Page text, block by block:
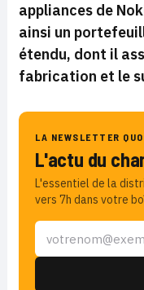
appliances de
ainsi un
étendu, dont il
fabrication et le
LA NEWSLETTER
L'actu du
L'essentiel de la
vers 7h dans votre